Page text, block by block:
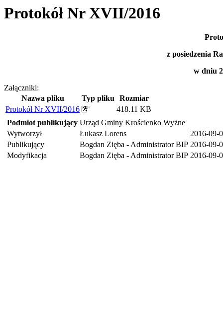
Protokół Nr XVII/2016
z posiedzenia
w dniu
Załączniki:
Nazwa pliku
Typ pliku Rozmiar
Protokół Nr XVII/2016
418.11 KB
Podmiot publikujący Urząd Gminy Krościenko Wyżne
Wytworzył
Łukasz Lorens
2016-09-
Publikujący
Bogdan Zięba - Administrator BIP 2016-09-
Modyfikacja
Bogdan Zięba - Administrator BIP 2016-09-